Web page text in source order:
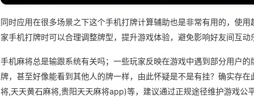
同时应用在很多场景之下这个手机打牌计算辅助也是非常有用的，使
家手机打牌时可以合理调整牌型，提升游戏体验，避免影响好友间互动
手机麻将总是输跟系统有关吗；一些玩家反映在游戏中遇到部分用户
牌，甚至好像能看到其他人的牌一样，由此怀疑是不是有挂？确实存
将,天天黄石麻将,贵阳天天麻将app)等，建议通过正规途径维护游戏公平